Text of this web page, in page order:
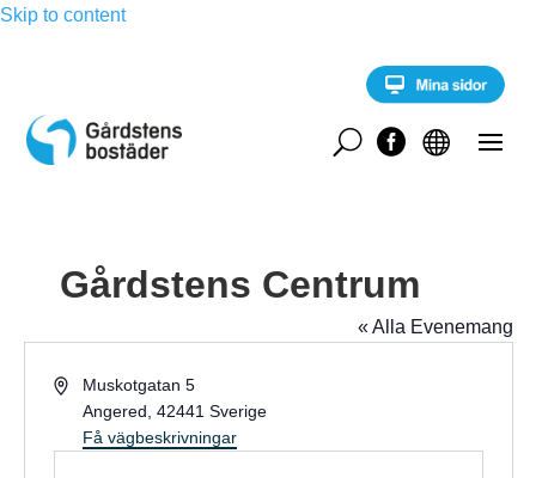
Skip to content


U
Gårdstens Centrum
« Alla Evenemang
A
Muskotgatan 5
Angered 42441 Sverige
Få vägbeskrivningar